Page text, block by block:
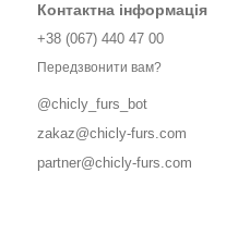
облягаючі, вільні або об'ємні.
просторими рукавами-
талії, використовується
купити блузки та сорочки
Контактна інформація
+38 (067) 440 47 00
Передзвонити вам?
@chicly_furs_bot
zakaz@chicly-furs.com
partner@chicly-furs.com